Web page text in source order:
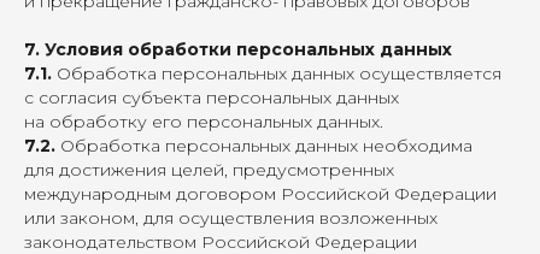
7. Условия обработки персональных данных
7.1. Обработка персональных данных осуществляется
с согласия субъекта персональных данных
на обработку его персональных данных.
7.2. Обработка персональных данных необходима
для достижения целей, предусмотренных
международным договором Российской Федерации
или законом, для осуществления возложенных
законодательством Российской Федерации